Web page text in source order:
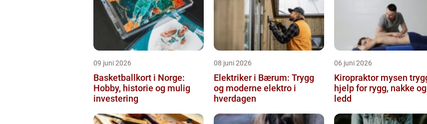
09 juni 2026
Basketballkort i Norge:
Hobby, historie og mulig
investering
08 juni 2026
Elektriker i Bærum: Trygg
og moderne elektro i
hverdagen
06 juni 2026
Kiropraktor mysen trygg
hjelp for rygg, nakke og
ledd